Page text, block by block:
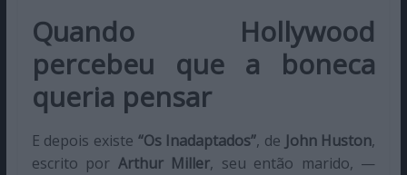
Quando Hollywood
percebeu que a boneca
queria pensar
E depois existe “Os Inadaptados”, de John Huston,
escrito por Arthur Miller, seu então marido, —